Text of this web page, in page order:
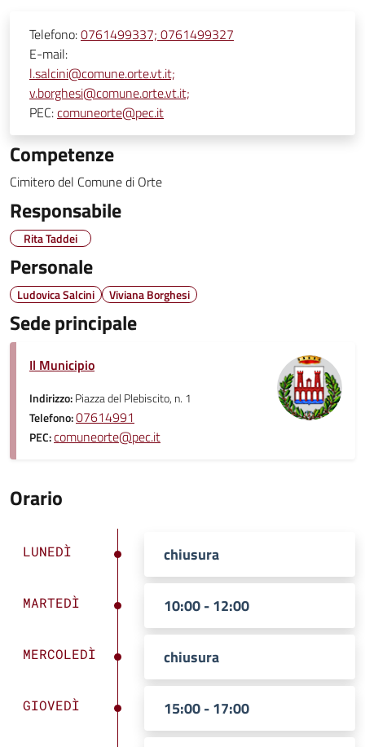
Telefono:0761499337; 0761499327
E-mail:
l.salcini@comune.orte.vt.it;
v.borghesi@comune.orte.vt.it;
PEC:comuneorte@pec.it
Competenze
Cimitero del Comune di Orte
Responsabile
Rita Taddei
Personale
Ludovica Salcini Viviana Borghesi
Sede principale
Il Municipio
Indirizzo:Piazza del Plebiscito, n. 1
Telefono:07614991
PEC:comuneorte@pec.it
Orario
LUNEDÌ chiusura
MARTEDÌ 10:00 - 12:00
MERCOLEDÌ chiusura
GIOVEDÌ 15:00 - 17:00